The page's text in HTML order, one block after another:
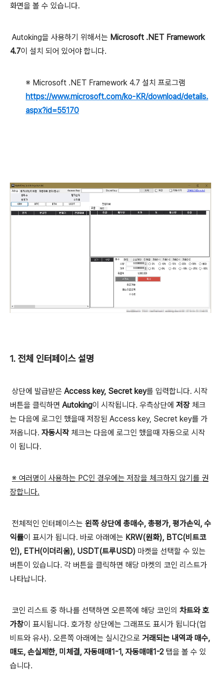
화면을 볼 수 있습니다.
Autoking을 사용하기 위해서는 Microsoft .NET Framework
4.7이 설치 되어 있어야 합니다.
※ Microsoft .NET Framework 4.7 설치 프로그램
https://www.microsoft.com/ko-KR/download/details.
aspx?id=55170
1. 전체 인터페이스 설명
상단에 발급받은 Access key, Secret key를 입력합니다. 시작
버튼을 클릭하면 Autoking이 시작됩니다. 우측상단에 저장 체크
는 다음에 로그인 했을때 저장된 Access key, Secret key를 가
져옵니다. 자동시작 체크는 다음에 로그인 했을때 자동으로 시작
이 됩니다.
※ 여러명이 사용하는 PC인 경우에는 저장을 체크하지 않기를 권
장합니다.
전체적인 인터페이스는 왼쪽 상단에 총매수, 총평가, 평가손익, 수
익률이 표시가 됩니다. 바로 아래에는 KRW(원화), BTC(비트코
인), ETH(이더리움), USDT(트루USD) 마켓을 선택할 수 있는
버튼이 있습니다. 각 버튼을 클릭하면 해당 마켓의 코인 리스트가
나타납니다.
코인 리스트 중 하나를 선택하면 오른쪽에 해당 코인의 차트와 호
가창이 표시됩니다. 호가창 상단에는 그래프도 표시가 됩니다(업
비트와 유사). 오른쪽 아래에는 실시간으로 거래되는 내역과 매수,
매도, 손실제한, 미체결, 자동매매1-1, 자동매매1-2 탭을 볼 수 있
습니다.